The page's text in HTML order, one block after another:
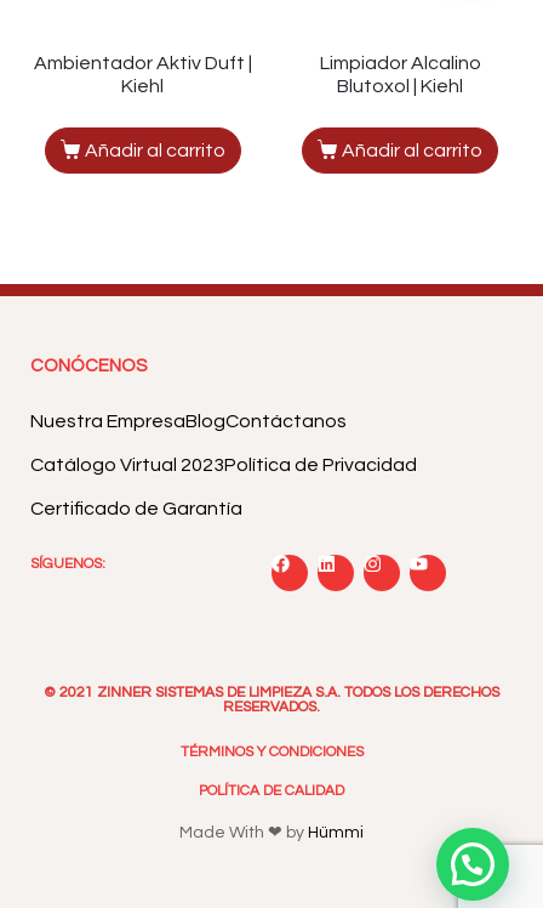
Ambientador Aktiv Duft |
Kiehl
Añadir al carrito
Limpiador Alcalino
Blutoxol | Kiehl
Añadir al carrito
CONÓCENOS
Nuestra EmpresaBlogContáctanos
Catálogo Virtual 2023Política de Privacidad
Certificado de Garantía
SÍGUENOS:
© 2021 ZINNER SISTEMAS DE LIMPIEZA S.A. TODOS LOS DERECHOS
RESERVADOS.
TÉRMINOS Y CONDICIONES
POLÍTICA DE CALIDAD
Made With ❤ by Hümmi